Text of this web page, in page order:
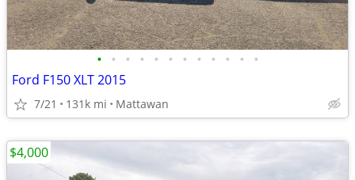
• • • • • • • • • • • •
Ford F150 XLT 2015
7/21 131k mi Mattawan
$4,000